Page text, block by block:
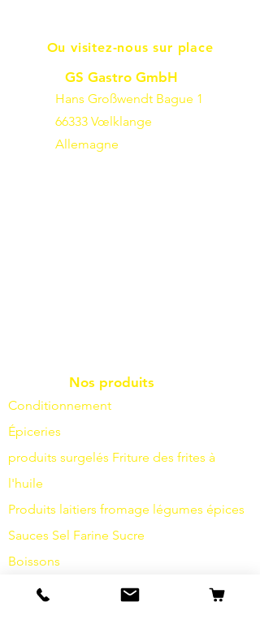
Ou visitez-nous sur place
GS Gastro GmbH
Hans Großwendt Bague 1
66333 Vœlklange
Allemagne
Nos produits
Conditionnement
Épiceries
produits surgelés Friture des frites à
l'huile
Produits laitiers fromage légumes épices
Sauces Sel Farine Sucre
Boissons
Articles d'hygiène